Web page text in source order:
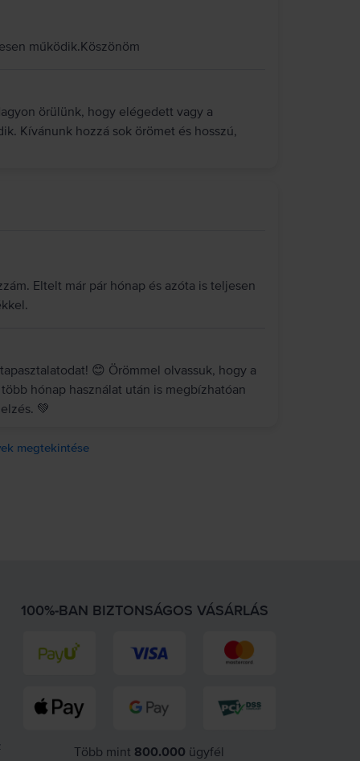
működik.Köszönöm
örülünk, hogy elégedett vagy a
Kívánunk hozzá sok örömet és hosszú,
Eltelt már pár hónap és azóta is teljesen
😊 Örömmel olvassuk, hogy a
hónap használat után is megbízhatóan
💚
megtekintése
100%-BAN BIZTONSÁGOS VÁSÁRLÁS
Több mint 800.000 ügyfél